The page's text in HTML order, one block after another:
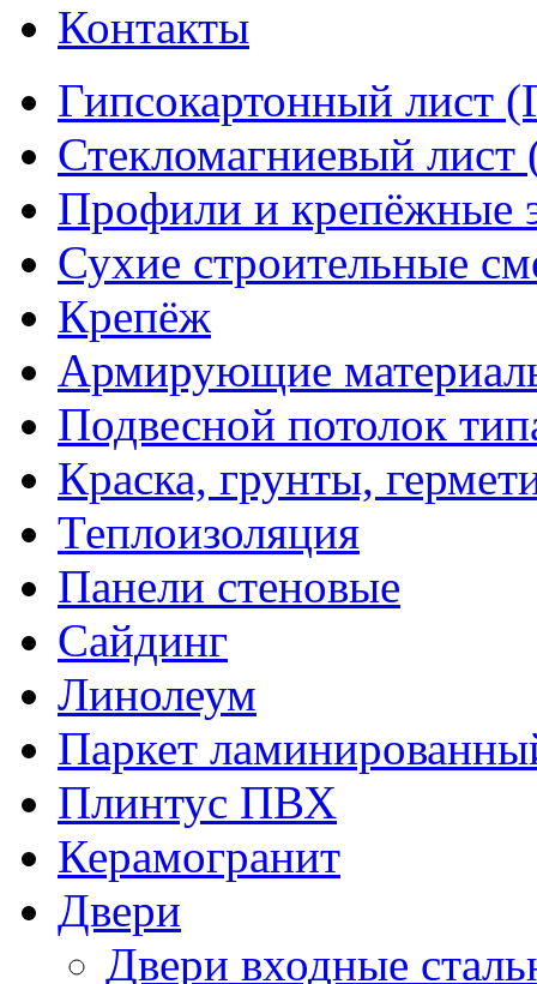
Контакты
Гипсокартонный лист
Стекломагниевый
Профили и
Сухие строительные
Крепёж
Армирующие
Подвесной потолок
Краска, грунты,
Теплоизоляция
Панели стеновые
Сайдинг
Линолеум
Паркет
Плинтус ПВХ
Керамогранит
Двери
Двери входные